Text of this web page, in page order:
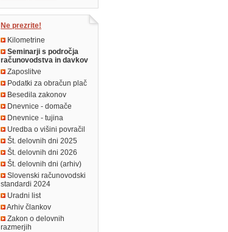
Ne prezrite!
Kilometrine
Seminarji s področja
računovodstva in davkov
Zaposlitve
Podatki za obračun plač
Besedila zakonov
Dnevnice - domače
Dnevnice - tujina
Uredba o višini povračil
Št. delovnih dni 2025
Št. delovnih dni 2026
Št. delovnih dni (arhiv)
Slovenski računovodski
standardi 2024
Uradni list
Arhiv člankov
Zakon o delovnih
razmerjih